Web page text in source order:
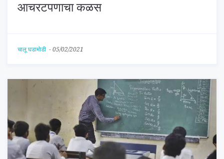
आचरटपणाचा कळस
चालू घडामोडी - 05/02/2021